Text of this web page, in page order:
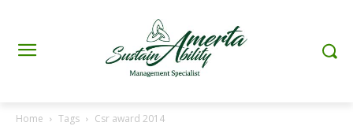
Home Tags Csr award 2014